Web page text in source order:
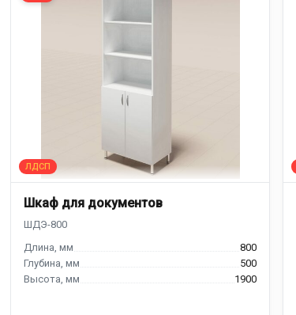
Шкаф для документов
800
500
1900